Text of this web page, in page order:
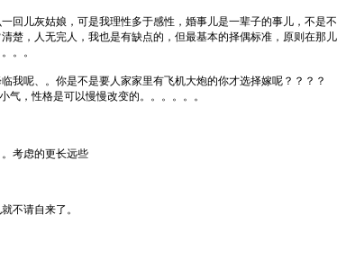
回儿灰姑娘，可是我理性多于感性，婚事儿是一辈子的事儿，不是
楚，人无完人，我也是有缺点的，但最基本的择偶标准，原则在那儿
。。
我呢、。你是不是要人家家里有飞机大炮的你才选择嫁呢？？？？
，性格是可以慢慢改变的。。。。。。
考虑的更长远些
不请自来了。